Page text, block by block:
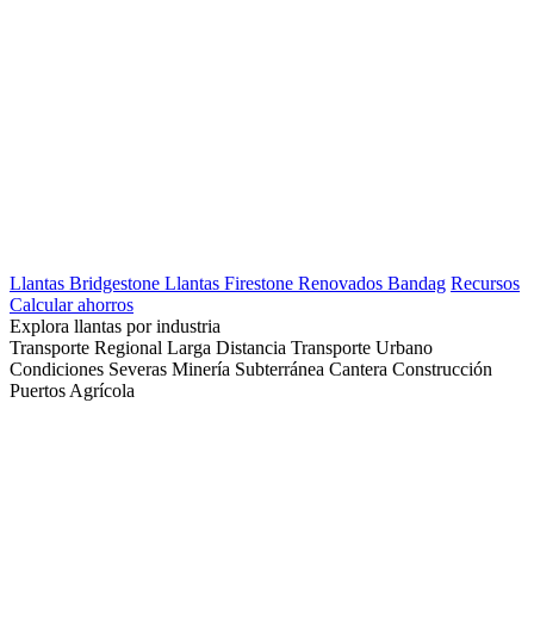
Llantas Bridgestone Llantas Firestone Renovados Bandag Recursos
Calcular ahorros
Explora llantas por industria
Transporte Regional Larga Distancia Transporte Urbano
Condiciones Severas Minería Subterránea Cantera Construcción
Puertos Agrícola